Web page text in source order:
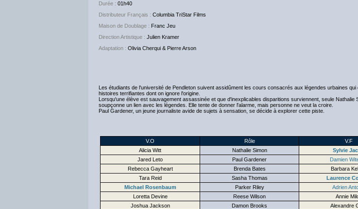
Durée : 01h40
Distributeur Français : Columbia TriStar Films
Maison de Doublage : Franc Jeu
Direction Artistique : Julien Kramer
Adaptation : Olivia Cherqui & Pierre Arson
Les étudiants de l'université de Pendleton suivent assidûment les cours consacrés aux légendes urbaines qui
histoires terrifiantes dont on ignore l'origine.
Lorsqu'une élève est sauvagement assassinée et que d'inexplicables disparitions surviennent, seule Nathalie
soupçonne un lien avec les légendes. Elle tente de donner l'alarme, mais personne ne veut la croire.
Paul Gardener, un jeune journaliste avide de sujets à sensation, se décide à explorer cette piste.
V.O Rôle
V.F
Alicia Witt
Nathalie Simon
Sylvie
Jared Leto
Paul Gardener
Damien
Rebecca Gayheart
Brenda Bates
Barbara
Tara Reid
Sasha Thomas
Laurence
Michael Rosenbaum
Parker Riley
Adrien
Loretta Devine
Reese Wilson
Annie
Joshua Jackson
Damon Brooks
Alexandre